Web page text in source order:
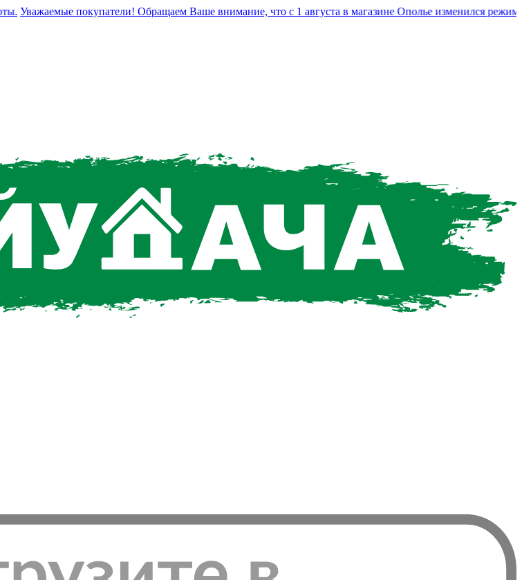
Уважаемые покупатели! Обращаем Ваше внимание, что с 1 августа в магазине Ополье изменился режим